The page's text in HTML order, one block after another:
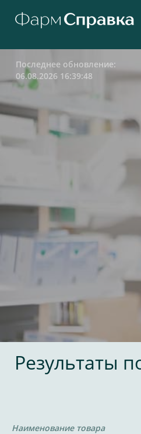
Последнее обновление:
06.08.2026 16:39:48
Результаты
Наименование товара